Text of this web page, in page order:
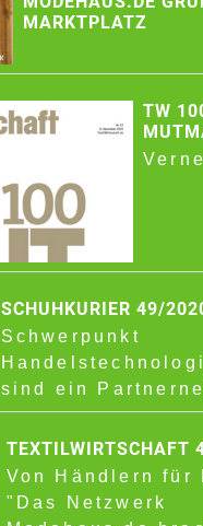
MARKTPLATZ
TW
SCHUHKURIER 49/
Schwerpunkt
sind ein
TEXTILWIRTSCHAFT
Von Händlern für
"Das Netzwerk